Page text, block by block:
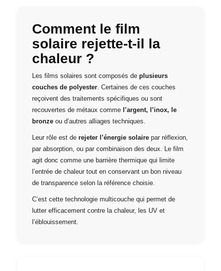
Comment le film
solaire rejette-t-il la
chaleur ?
Les films solaires sont composés de plusieurs
couches de polyester. Certaines de ces couches
reçoivent des traitements spécifiques ou sont
recouvertes de métaux comme l’argent, l’inox, le
bronze ou d’autres alliages techniques.
Leur rôle est de rejeter l’énergie solaire par réflexion,
par absorption, ou par combinaison des deux. Le film
agit donc comme une barrière thermique qui limite
l’entrée de chaleur tout en conservant un bon niveau
de transparence selon la référence choisie.
C’est cette technologie multicouche qui permet de
lutter efficacement contre la chaleur, les UV et
l’éblouissement.